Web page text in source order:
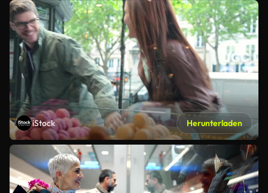
iStock Herunterladen